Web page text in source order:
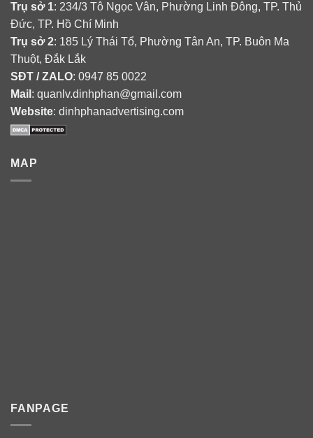
Trụ sở 1: 234/3 Tô Ngọc Vân, Phường Linh Đông, TP. Thủ
Đức, TP. Hồ Chí Minh
Trụ sở 2: 185 Lý Thái Tổ, Phường Tân An, TP. Buôn Ma
Thuột, Đắk Lắk
SĐT / ZALO: 0947 85 0022
Mail : quanlv.dinhphan@gmail.com
Website: dinhphanadvertising.com
MAP
FANPAGE